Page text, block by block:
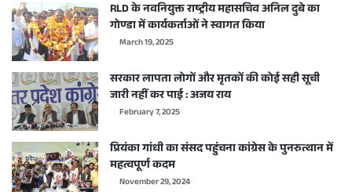
RLD के नवनियुक्त राष्ट्रीय महासचिव अनिल दुबे का
गोण्डा में कार्यकर्ताओं ने स्वागत किया
March 19, 2025
सरकार लापता लोगों और मृतकों की कोई सही सूची
जारी नहीं कर पाई : अजय राय
February 7, 2025
प्रियंका गांधी का संसद पहुंचना कांग्रेस के पुनरुत्थान में
महत्वपूर्ण कदम
November 29, 2024